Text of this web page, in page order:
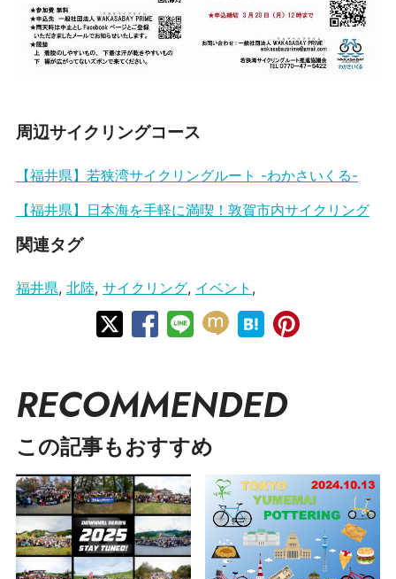
周辺サイクリングコース
【福井県】若狭湾サイクリングルート -わかさいくる-
【福井県】日本海を手軽に満喫！敦賀市内サイクリング
関連タグ
福井県, 北陸, サイクリング, イベント ,
RECOMMENDED
この記事もおすすめ